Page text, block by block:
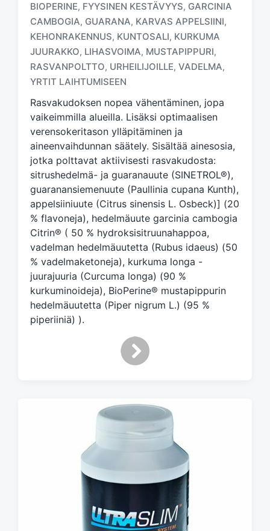
a
g
g
d
w
i
t
h
BIOPERINE, FYYSINEN KESTÄVYYS, GARCINIA
CAMBOGIA, GUARANA, KARVAS APPELSIINI,
KEHONRAKENNUS, KUNTOSALI, KURKUMA
JUURAKKO, LIHASVOIMA, MUSTAPIPPURI,
RASVANPOLTTO, URHEILIJOILLE, VADELMA,
YRTIT LAIHTUMISEEN
Rasvakudoksen nopea vähentäminen, jopa
vaikeimmilla alueilla. Lisäksi optimaalisen
verensokeritason ylläpitäminen ja
aineenvaihdunnan säätely. Sisältää ainesosia,
jotka polttavat aktiivisesti rasvakudosta:
sitrushedelmä- ja guaranauute (SINETROL®),
guaranansiemenuute (Paullinia cupana Kunth),
appelsiiniuute (Citrus sinensis L. Osbeck)] (20
% flavoneja), hedelmäuute garcinia cambogia
Citrin® ( 50 % hydroksisitruunahappoa,
vadelman hedelmäuutetta (Rubus idaeus) (50
% vadelmaketoneja), kurkuma longa -
juurajuuria (Curcuma longa) (90 %
kurkuminoideja), BioPerine® mustapippurin
hedelmäuutetta (Piper nigrum L.) (95 %
piperiiniä) ).